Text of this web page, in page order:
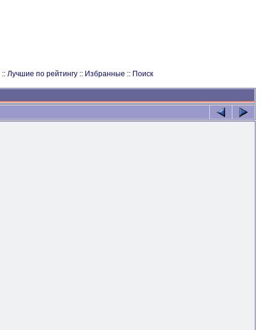
:: Лучшие по рейтингу:: Избранные :: Поиск